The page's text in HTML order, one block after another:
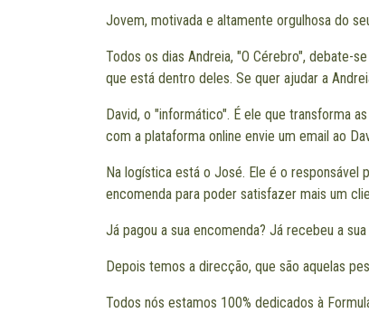
Jovem, motivada e altamente orgulhosa do
Todos os dias Andreia, "O Cérebro", debate-
que está dentro deles. Se quer ajudar a
David, o "informático". É ele que transforma
com a plataforma online envie um email ao
Na logística está o José. Ele é o
encomenda para poder satisfazer mais um
Já pagou a sua encomenda? Já recebeu a
Depois temos a direcção, que são aquelas
Todos nós estamos 100% dedicados à